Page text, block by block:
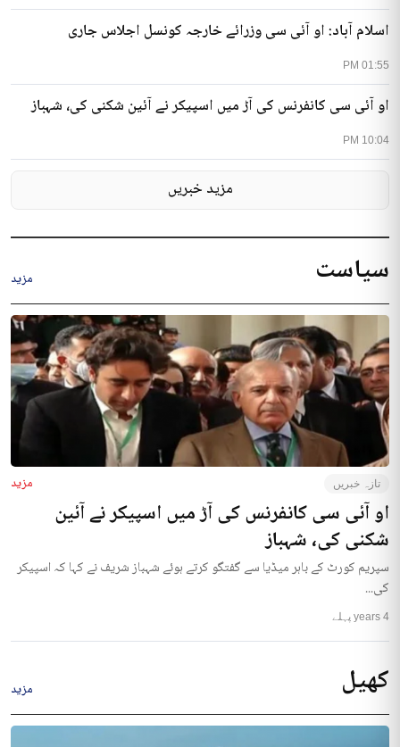
01:55 PM
اسلام آباد: او آئی سی وزرائے خارجہ کونسل اجلاس جاری
10:04 PM
او آئی سی کانفرنس کی آڑ میں اسپیکر نے آئین شکنی کی، شہباز
مزید خبریں
سیاست مزید
تازہ خبریں مزید
او آئی سی کانفرنس کی آڑ میں اسپیکر نے آئین
شکنی کی، شہباز
سپریم کورٹ کے باہر میڈیا سے گفتگو کرتے ہوئے شہباز شریف نے کہا کہ اسپیکر
کی...
4 years پہلے
کھیل مزید